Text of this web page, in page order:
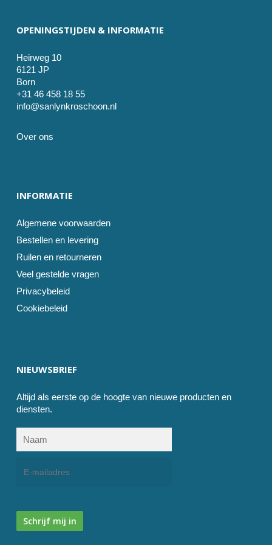
OPENINGSTIJDEN & INFORMATIE
Heirweg 10
6121 JP
Born
+31 46 458 18 55
info@sanlynkroschoon.nl
Over ons
INFORMATIE
Algemene voorwaarden
Bestellen en levering
Ruilen en retourneren
Veel gestelde vragen
Privacybeleid
Cookiebeleid
NIEUWSBRIEF
Altijd als eerste op de hoogte van nieuwe producten en
diensten.
Schrijf mij in